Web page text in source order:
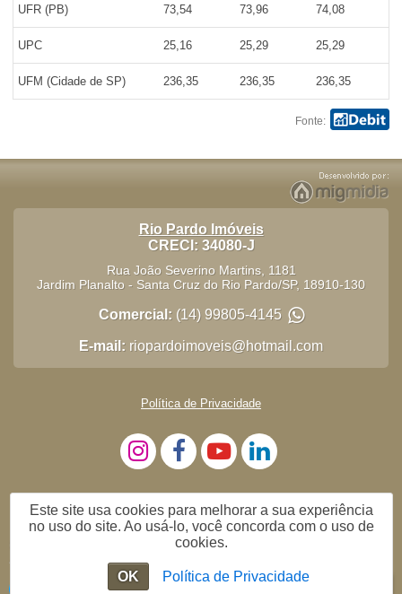
UFR (PB) 73,54 73,96 74,08
UPC 25,16 25,29 25,29
UFM (Cidade de SP) 236,35 236,35 236,35
Fonte:
Enviar mensagem
Me Chame no WhatsApp
Rio Pardo Imóveis
CRECI: 34080-J
Rua João Severino Martins, 1181
Jardim Planalto - Santa Cruz do Rio Pardo/SP, 18910-130
Comercial: (14) 99805-4145
E-mail: riopardoimoveis@hotmail.com
Política de Privacidade
Este site usa cookies para melhorar a sua experiência
no uso do site. Ao usá-lo, você concorda com o uso de
cookies.
OK Política de Privacidade